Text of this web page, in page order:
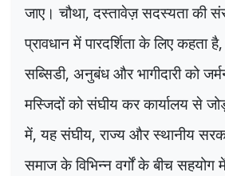
जाए। चौथा,दस्तावेज़ सदस्यता की
प्रावधान में पारदर्शिता के लिए कहता है
सब्सिडी, अनुबंध और भागीदारी को
मस्जिदों को संघीय कर कार्यालय से
में,यह संघीय,राज्य और स्थानीय
समाज के विभिन्न वर्गों के बीच